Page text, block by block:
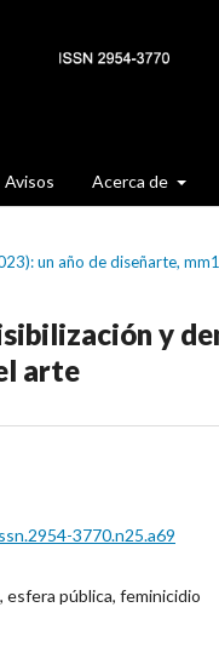
Avisos Acerca de
un año de diseñarte, mm1
y
arte
3770.n25.a69
esfera pública, feminicidio